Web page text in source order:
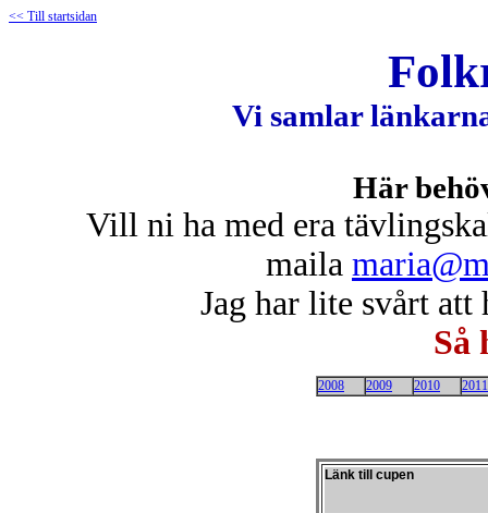
<< Till startsidan
Vi samlar
Här
Vill ni ha med era
maila
Jag har lite svårt att
Så
2008 2009 2010 2011
Länk till cupen